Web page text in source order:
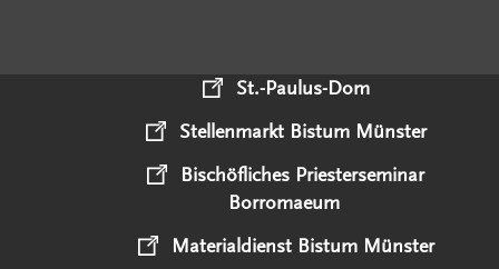
St.-Paulus-Dom
Stellenmarkt Bistum Münster
Bischöfliches Priesterseminar
Borromaeum
Materialdienst Bistum Münster